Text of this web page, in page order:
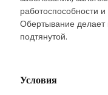
работоспособности
Обертывание делает
подтянутой.
Условия